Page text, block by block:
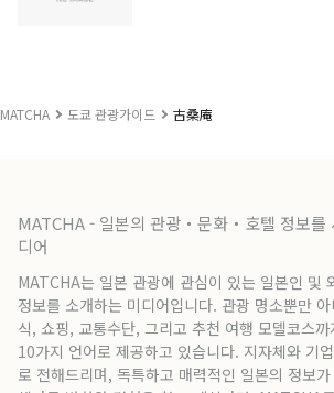
MATCHA 도쿄 관광가이드 古桑庵
MATCHA - 일본의 관광・문화・호텔 정보를
디어
MATCHA는 일본 관광에 관심이 있는 일본인 및
정보를 소개하는 미디어입니다. 관광 명소뿐만
식, 쇼핑, 교통수단, 그리고 추천 여행 모델코스
10가지 언어로 제공하고 있습니다. 지자체와 기
로 전해드리며, 독특하고 매력적인 일본의 정보